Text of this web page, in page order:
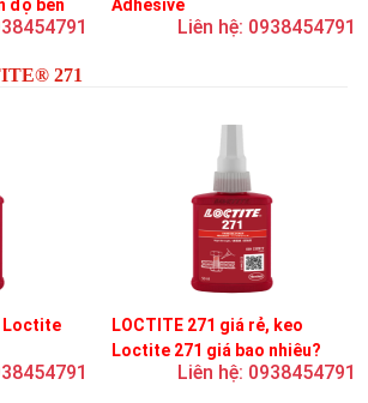
độ bền
Adhesive
Liên hệ: 0938454791
271
Loctite
LOCTITE 271 giá rẻ, keo
Loctite 271 giá bao nhiêu?
Liên hệ: 0938454791